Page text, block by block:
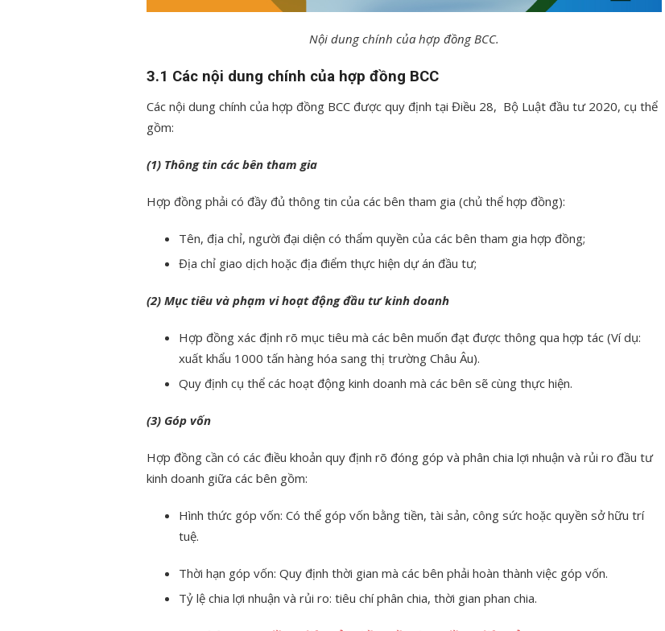
Nội dung chính của hợp đồng BCC.
3.1 Các nội dung chính của hợp đồng BCC
Các nội dung chính của hợp đồng BCC được quy định tại Điều 28, Bộ Luật đầu tư 2020, cụ thể
gồm:
(1) Thông tin các bên tham gia
Hợp đồng phải có đầy đủ thông tin của các bên tham gia (chủ thể hợp đồng):
Tên, địa chỉ, người đại diện có thẩm quyền của các bên tham gia hợp đồng;
Địa chỉ giao dịch hoặc địa điểm thực hiện dự án đầu tư;
(2) Mục tiêu và phạm vi hoạt động đầu tư kinh doanh
Hợp đồng xác định rõ mục tiêu mà các bên muốn đạt được thông qua hợp tác (Ví dụ:
xuất khẩu 1000 tấn hàng hóa sang thị trường Châu Âu).
Quy định cụ thể các hoạt động kinh doanh mà các bên sẽ cùng thực hiện.
(3) Góp vốn
Hợp đồng cần có các điều khoản quy định rõ đóng góp và phân chia lợi nhuận và rủi ro đầu tư
kinh doanh giữa các bên gồm:
Hình thức góp vốn: Có thể góp vốn bằng tiền, tài sản, công sức hoặc quyền sở hữu trí
tuệ.
Thời hạn góp vốn: Quy định thời gian mà các bên phải hoàn thành việc góp vốn.
Tỷ lệ chia lợi nhuận và rủi ro: tiêu chí phân chia, thời gian phan chia.